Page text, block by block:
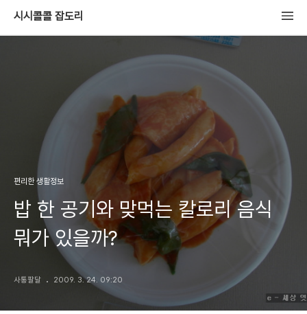
시시콜콜 잡도리
편리한 생활정보
밥 한 공기와 맞먹는 칼로리 음식
뭐가 있을까?
사통팔달 2009. 3. 24. 09:20